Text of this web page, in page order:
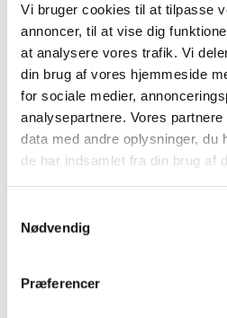
Vi bruger cookies til at tilpasse
annoncer, til at vise dig
at analysere vores trafik. Vi
din brug af vores hjemmeside
for sociale medier,
analysepartnere. Vores
data med andre oplysninger, du
de har indsamlet fra din brug af
Nødvendig
Præferencer
Du vil måske